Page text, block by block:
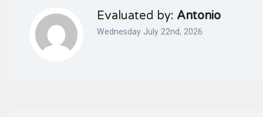
Evaluated by: Antonio
Wednesday July 22nd, 2026